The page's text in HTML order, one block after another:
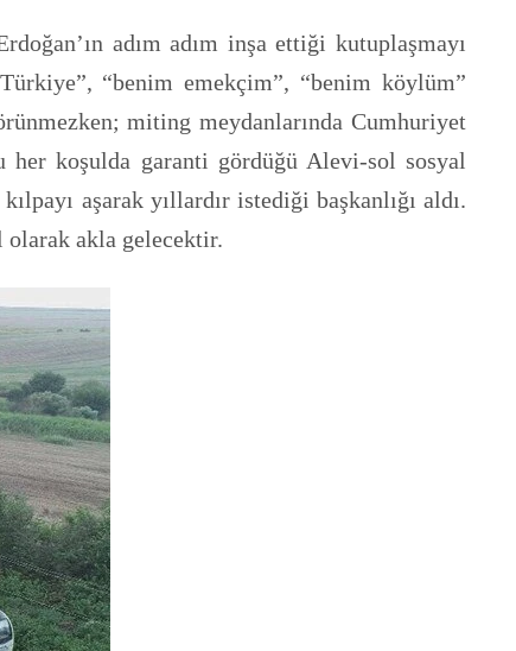
adım adım inşa ettiği kutuplaşmayı
“benim emekçim”, “benim köylüm”
miting meydanlarında Cumhuriyet
koşulda garanti gördüğü Alevi-sol sosyal
aşarak yıllardır istediği başkanlığı aldı.
olarak akla gelecektir.